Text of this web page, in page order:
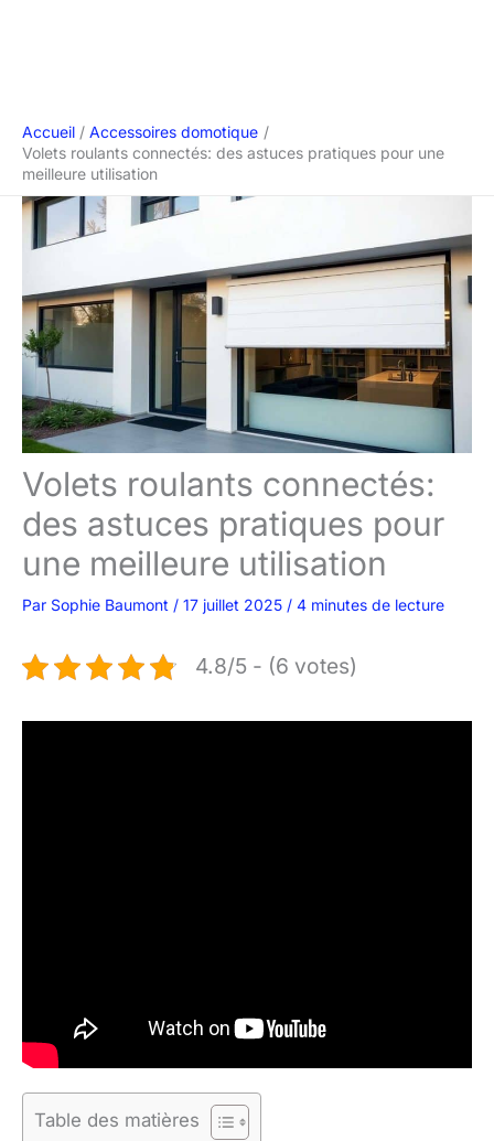
Accueil
Accessoires domotique
Volets roulants connectés: des astuces pratiques pour une
meilleure utilisation
Volets roulants connectés:
des astuces pratiques pour
une meilleure utilisation
Par Sophie Baumont / 17 juillet 2025 / 4 minutes de lecture
4.8/5 - (6 votes)
Table des matières